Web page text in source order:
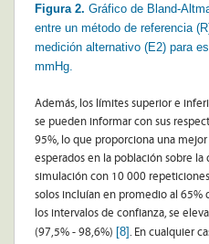
Figura 2. Gráfico de Bland-
entre un método de referencia
medición alternativo (E2) para
mmHg.
Además, los límites superior e
se pueden informar con sus
95%, lo que proporciona una
esperados en la población sobre la
simulación con 10 000
solos incluían en promedio al 65%
los intervalos de confianza, se
(97,5% - 98,6%) [8]. En cualquier